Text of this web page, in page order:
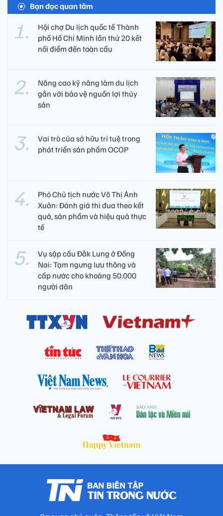
Bạn đọc quan tâm
Hội chợ Du lịch quốc tế Thành
phố Hồ Chí Minh lần thứ 20 kết
nối điểm đến toàn cầu
Nâng cao kỹ năng làm du lịch
gắn với bảo vệ nguồn lợi thủy
sản
Vai trò của sở hữu trí tuệ trong
phát triển sản phẩm OCOP
Phó Chủ tịch nước Võ Thị Ánh
Xuân: Đánh giá thi đua theo kết
quả, sản phẩm và hiệu quả thực
tế
Vụ sập cầu Đắk Lung ở Đồng
Nai: Tạm ngưng lưu thông và
cấp nước cho khoảng 50.000
người dân